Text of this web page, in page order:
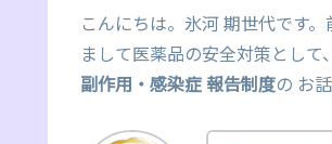
こんにちは。氷河 期世代です
まして医薬品の安全対策として、
副作用・感染症 報告制度の お